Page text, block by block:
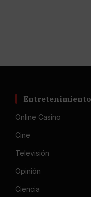
Entretenimiento
Online Casino
Cine
Televisión
Opinión
Ciencia